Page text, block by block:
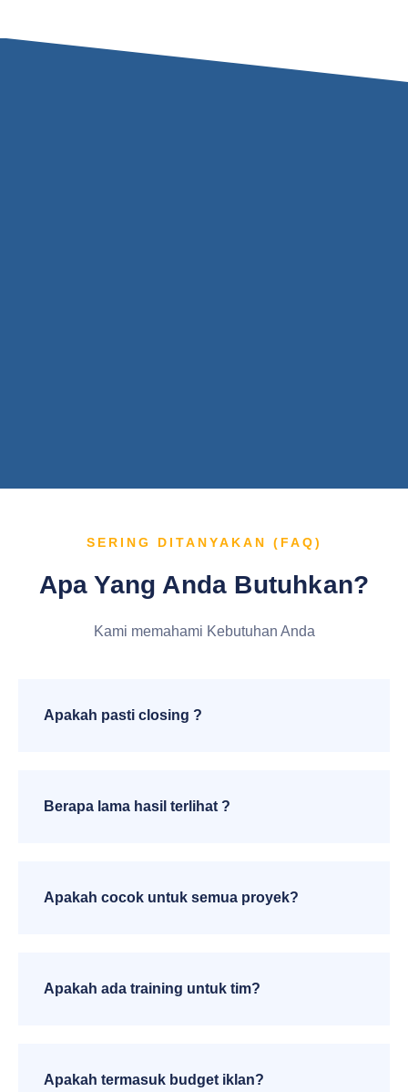
SERING DITANYAKAN (FAQ)
Apa Yang Anda Butuhkan?
Kami memahami Kebutuhan Anda
Apakah pasti closing ?
Berapa lama hasil terlihat ?
Apakah cocok untuk semua proyek?
Apakah ada training untuk tim?
Apakah termasuk budget iklan?